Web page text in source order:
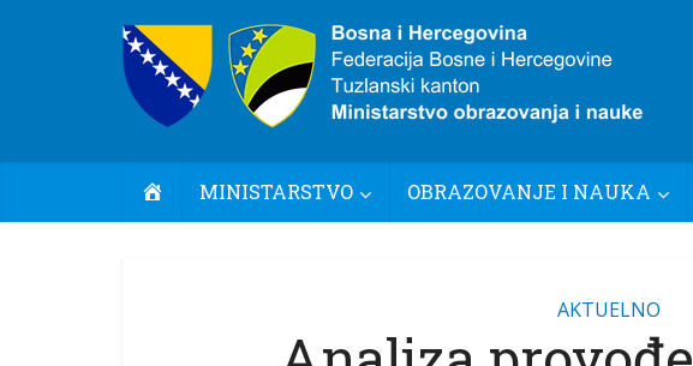
POČETNA
MINISTARSTVO OBRAZOVANJE I NAUKA
AKTUELNO